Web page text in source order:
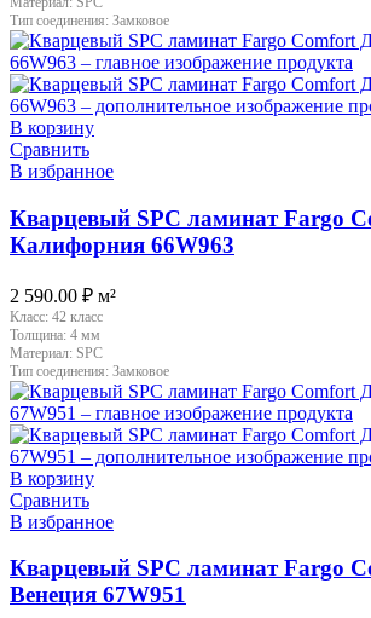
Тип соединения: Замковое
В корзину
Сравнить
В избранное
Кварцевый SPC ламинат Fargo
Калифорния 66W963
2 590.00 ₽ м²
Класс: 42 класс
Толщина: 4 мм
Материал: SPC
Тип соединения: Замковое
В корзину
Сравнить
В избранное
Кварцевый SPC ламинат Fargo
Венеция 67W951